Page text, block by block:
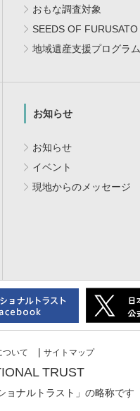
おもな調査対象
SEEDS OF FURUSATO
地域遺産支援プログラム
お知らせ
お知らせ
イベント
現地からのメッセージ
ついて | サイトマップ
TRUST
ョナルトラスト」の略称です